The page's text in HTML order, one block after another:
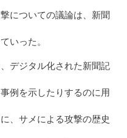
についての議論は、新聞
いった。
デジタル化された新聞記
例を示したりするのに用
、サメによる攻撃の歴史